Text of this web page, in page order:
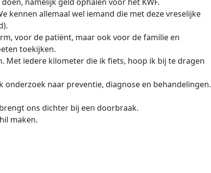
kennen allemaal wel iemand die met deze vreselijke
voor de patiënt, maar ook voor de familie en
toekijken.
Met iedere kilometer die ik fiets, hoop ik bij te dragen
onderzoek naar preventie, diagnose en behandelingen.
ons dichter bij een doorbraak.
maken.